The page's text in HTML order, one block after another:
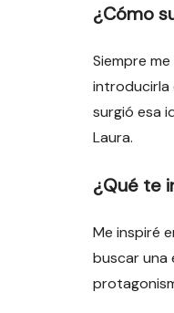
¿Cómo
Siempre
introducirla
surgió esa
Laura.
¿Qué te
Me inspiré
buscar una